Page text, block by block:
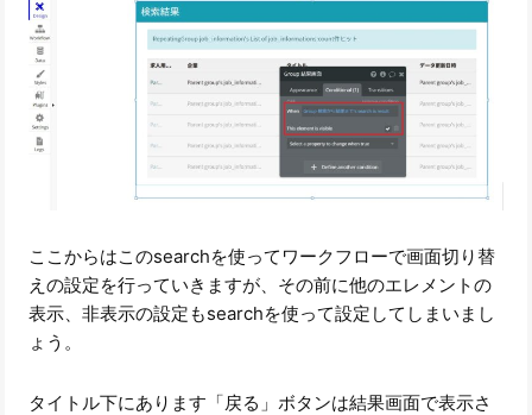
ここからはこのsearchを使ってワークフローで画面切り替
えの設定を行っていきますが、その前に他のエレメントの
表示、非表示の設定もsearchを使って設定してしまいまし
ょう。
タイトル下にあります「戻る」ボタンは結果画面で表示さ